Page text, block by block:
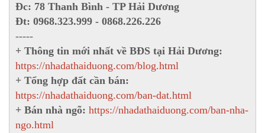
Đc: 78 Thanh Bình - TP Hải Dương
Đt: 0968.323.999 - 0868.226.226
-----
+ Thông tin mới nhất về BĐS tại Hải Dương:
https://nhadathaiduong.com/blog.html
+ Tổng hợp đất cần bán:
https://nhadathaiduong.com/ban-dat.html
+ Bán nhà ngõ: https://nhadathaiduong.com/ban-nha-
ngo.html